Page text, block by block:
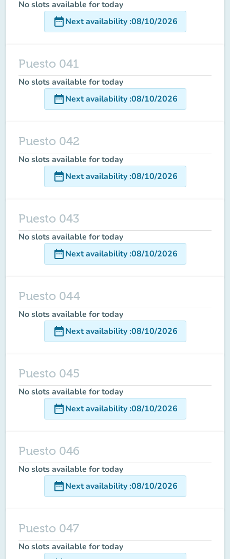
No slots available for today
date_rangeNext availability:08/10/2026
Puesto 041
No slots available for today
date_rangeNext availability:08/10/2026
Puesto 042
No slots available for today
date_rangeNext availability:08/10/2026
Puesto 043
No slots available for today
date_rangeNext availability:08/10/2026
Puesto 044
No slots available for today
date_rangeNext availability:08/10/2026
Puesto 045
No slots available for today
date_rangeNext availability:08/10/2026
Puesto 046
No slots available for today
date_rangeNext availability:08/10/2026
Puesto 047
No slots available for today